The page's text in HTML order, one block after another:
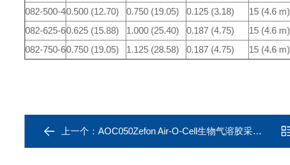
082-500-40.500 (12.70) 0.750 (19.05) 0.125 (3.18) 15 (4.6 m)
082-625-60.625 (15.88) 1.000 (25.40) 0.187 (4.75) 15 (4.6 m)
082-750-60.750 (19.05) 1.125 (28.58) 0.187 (4.75) 15 (4.6 m)
上一个： AOC050Zefon Air-O-Cell生物气溶胶采样盒